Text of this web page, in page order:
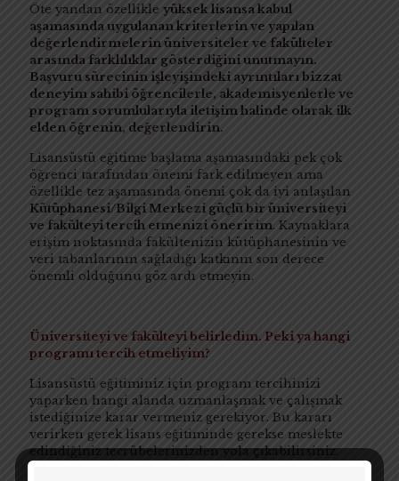
Öte yandan özellikle yüksek lisansa kabul
aşamasında uygulanan kriterlerin ve yapılan
değerlendirmelerin üniversiteler ve fakülteler
arasında farklılıklar gösterdiğini unutmayın.
Başvuru sürecinin işleyişindeki ayrıntıları bizzat
deneyim sahibi öğrencilerle, akademisyenlerle ve
program sorumlularıyla iletişim halinde olarak ilk
elden öğrenin, değerlendirin.
Lisansüstü eğitime başlama aşamasındaki pek çok
öğrenci tarafından önemi fark edilmeyen ama
özellikle tez aşamasında önemi çok da iyi anlaşılan
Kütüphanesi/Bilgi Merkezi güçlü bir üniversiteyi
ve fakülteyi tercih etmenizi öneririm. Kaynaklara
erişim noktasında fakültenizin kütüphanesinin ve
veri tabanlarının sağladığı katkının son derece
önemli olduğunu göz ardı etmeyin.
Üniversiteyi ve fakülteyi belirledim. Peki ya hangi
programı tercih etmeliyim?
Lisansüstü eğitiminiz için program tercihinizi
yaparken hangi alanda uzmanlaşmak ve çalışmak
istediğinize karar vermeniz gerekiyor. Bu kararı
verirken gerek lisans eğitiminde gerekse meslekte
edindiğiniz tecrübelerinizden yola çıkabilirsiniz.